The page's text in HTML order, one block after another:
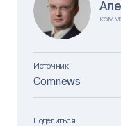
Источник
Comnews
Поделиться